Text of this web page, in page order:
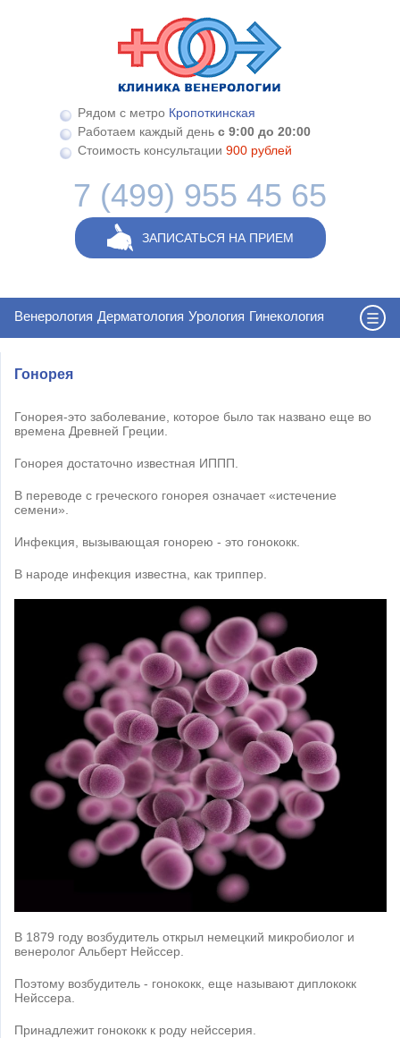
Рядом с метро Кропоткинская
Работаем каждый день с 9:00 до 20:00
Стоимость консультации 900 рублей
7 (499) 955 45 65
ЗАПИСАТЬСЯ НА ПРИЕМ
Венерология Дерматология Урология Гинекология
Гонорея
Гонорея-это заболевание, которое было так названо еще во
времена Древней Греции.
Гонорея достаточно известная ИППП.
В переводе с греческого гонорея означает «истечение
семени».
Инфекция, вызывающая гонорею - это гонококк.
В народе инфекция известна, как триппер.
В 1879 году возбудитель открыл немецкий микробиолог и
венеролог Альберт Нейссер.
Поэтому возбудитель - гонококк, еще называют диплококк
Нейссера.
Принадлежит гонококк к роду нейссерия.